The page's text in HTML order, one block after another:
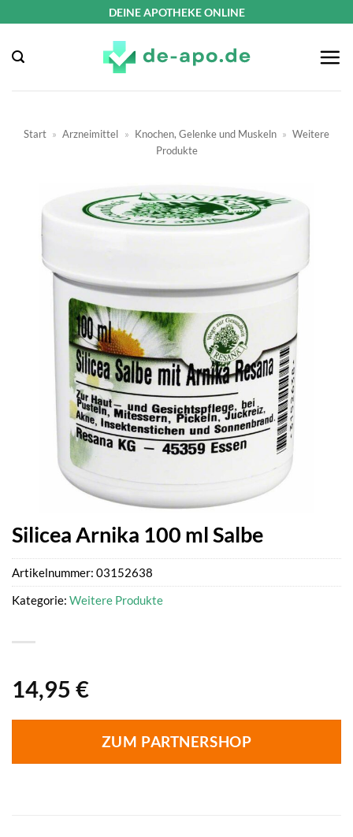
springen
DEINE APOTHEKE ONLINE
Start » Arzneimittel » Knochen, Gelenke und Muskeln » Weitere
Produkte
Silicea Arnika 100 ml Salbe
14,95 €
ZUM PARTNERSHOP
Artikelnummer: 03152638
Kategorie: Weitere Produkte